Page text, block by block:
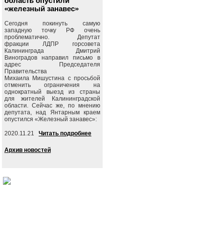
«железный занавес»
Сегодня покинуть самую
западную точку РФ очень
проблематично. Депутат
фракции ЛДПР горсовета
Калининграда Дмитрий
Виноградов направил письмо в
адрес Председателя
Правительства
Михаила Мишустина с просьбой
отменить ограничения на
однократный выезд из страны
для жителей Калининградской
области. Сейчас же, по мнению
депутата, над Янтарным краем
опустился «Железный занавес»:
2020.11.21 Читать подробнее
Архив новостей